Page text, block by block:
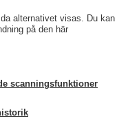
alternativet visas. Du kan
på den här
scanningsfunktioner